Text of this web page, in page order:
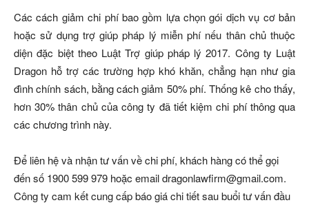
Các cách giảm chi phí bao gồm lựa chọn gói dịch vụ cơ bản
hoặc sử dụng trợ giúp pháp lý miễn phí nếu thân chủ thuộc
diện đặc biệt theo Luật Trợ giúp pháp lý 2017. Công ty Luật
Dragon hỗ trợ các trường hợp khó khăn, chẳng hạn như gia
đình chính sách, bằng cách giảm 50% phí. Thống kê cho thấy,
hơn 30% thân chủ của công ty đã tiết kiệm chi phí thông qua
các chương trình này.
Để liên hệ và nhận tư vấn về chi phí, khách hàng có thể gọi
đến số 1900 599 979 hoặc email dragonlawfirm@gmail.com.
Công ty cam kết cung cấp báo giá chi tiết sau buổi tư vấn đầu